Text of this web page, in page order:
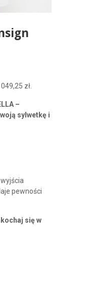
zł.
zł.
–
sylwetkę i
pewności
się w